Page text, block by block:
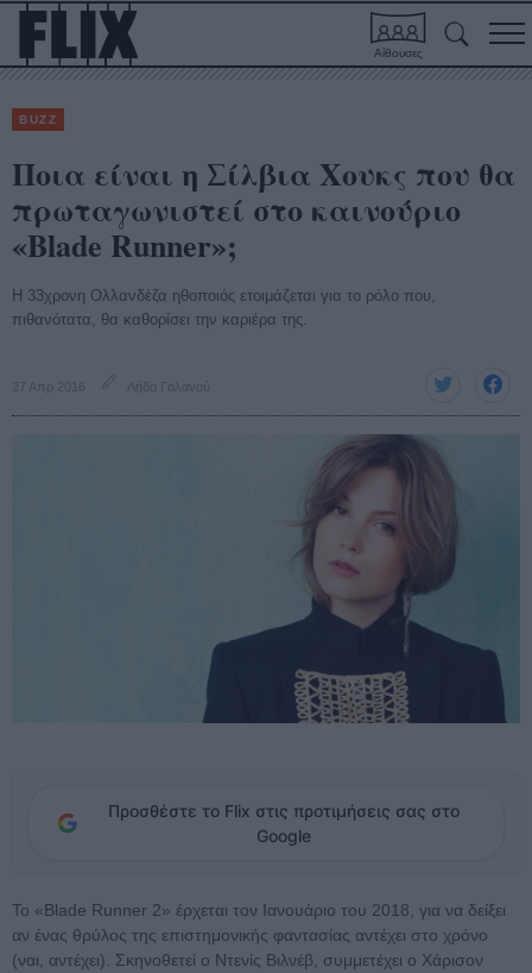
Αίθουσες
BUZZ
Ποια είναι η Σίλβια Χουκς που θα
πρωταγωνιστεί στο καινούριο
«Blade Runner»;
Η 33χρονη Ολλανδέζα ηθοποιός ετοιμάζεται για το ρόλο που,
πιθανότατα, θα καθορίσει την καριέρα της.
27 Απρ 2016 Λήδα Γαλανού
Προσθέστε το Flix στις προτιμήσεις σας στο
Google
Το «Blade Runner 2» έρχεται τον Ιανουάριο του 2018, για να δείξει
αν ένας θρύλος της επιστημονικής φαντασίας αντέχει στο χρόνο
(ναι, αντέχει). Σκηνοθετεί ο Ντενίς Βιλνέβ, συμμετέχει ο Χάρισον